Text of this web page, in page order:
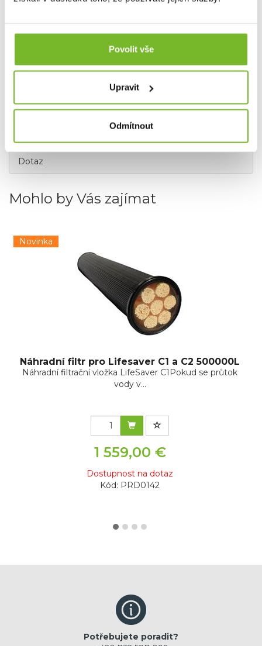
Povolit vše
Upravit
Odmítnout
získaly certifikaci podle plného standardu NSF P248
Společnost MORIS design s.r.o.,
eshopu
SAVETHEDAY.CZ je hrdý exkluzivní distributor značky
Dotaz
Mohlo by Vás zajímat
Novinka
Náhradní filtr pro Lifesaver C1 a C2 500000L
Náhradní filtrační vložka LifeSaver C1Pokud se průtok
vody v...
1 559,00 €
Dostupnost na dotaz
Kód: PRD0142
Potřebujete poradit?